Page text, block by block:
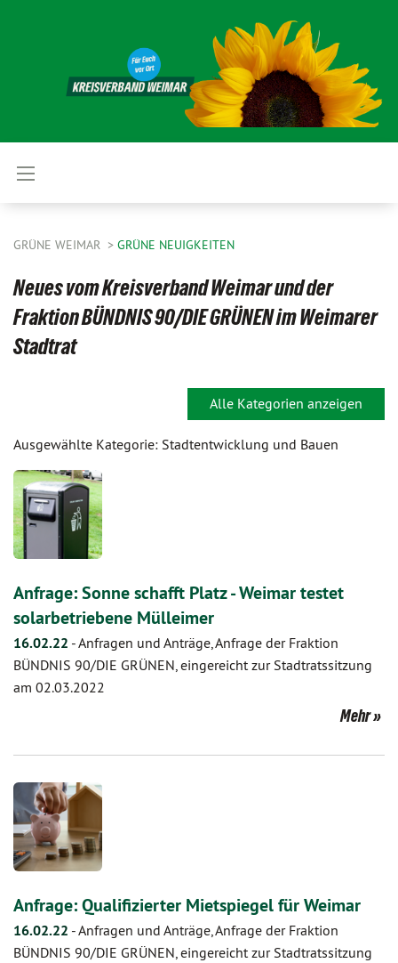
GRÜNE WEIMAR GRÜNE NEUIGKEITEN
Neues vom Kreisverband Weimar und der
Fraktion BÜNDNIS 90/DIE GRÜNEN im Weimarer
Stadtrat
Alle Kategorien anzeigen
Ausgewählte Kategorie: Stadtentwicklung und Bauen
Anfrage: Sonne schafft Platz - Weimar testet
solarbetriebene Mülleimer
16.02.22 -Anfragen und Anträge, Anfrage der Fraktion
BÜNDNIS 90/DIE GRÜNEN, eingereicht zur Stadtratssitzung
am 02.03.2022
Mehr
Anfrage: Qualifizierter Mietspiegel für Weimar
16.02.22 -Anfragen und Anträge, Anfrage der Fraktion
BÜNDNIS 90/DIE GRÜNEN, eingereicht zur Stadtratssitzung